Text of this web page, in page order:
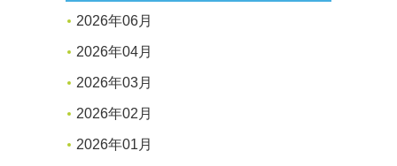
2026年06月
2026年04月
2026年03月
2026年02月
2026年01月